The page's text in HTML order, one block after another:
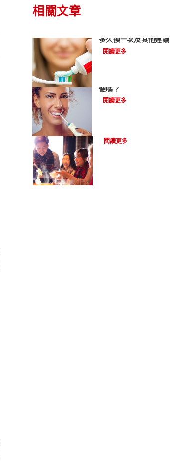
相關文章
多久換一次及其他建議
閱讀更多
便嗎？
閱讀更多
閱讀更多